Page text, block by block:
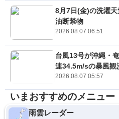
8月7日(金)の洗濯
油断禁物
2026.08.07 06:51
台風13号が沖縄・
速34.5m/sの暴風
2026.08.07 05:57
いまおすすめのメニュー
雨雲レーダー